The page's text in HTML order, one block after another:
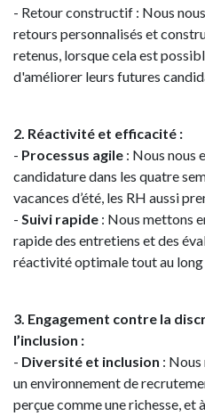
- Retour constructif : Nous
retours personnalisés et
retenus, lorsque cela est
d'améliorer leurs futures
2. Réactivité et efficacité :
- Processus agile : Nous nous
candidature dans les quatre
vacances d’été, les RH aussi
- Suivi rapide : Nous mettons
rapide des entretiens et des
réactivité optimale tout au long
3. Engagement contre la
l’inclusion :
- Diversité et inclusion : Nous
un environnement de
perçue comme une richesse, et